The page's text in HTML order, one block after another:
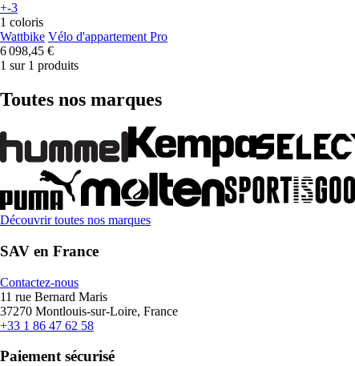
+-3
1 coloris
Wattbike Vélo d'appartement Pro
6 098,45 €
1 sur 1 produits
Toutes nos marques
Découvrir toutes nos marques
SAV en France
Contactez-nous
11 rue Bernard Maris
37270 Montlouis-sur-Loire, France
+33 1 86 47 62 58
Paiement sécurisé